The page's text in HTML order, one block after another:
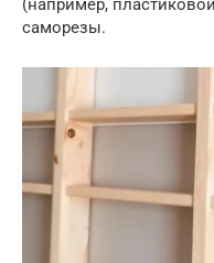
(например,
саморезы.